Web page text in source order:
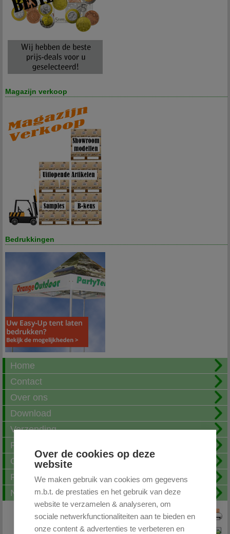
Over de cookies op deze
website
We maken gebruik van cookies om gegevens
m.b.t. de prestaties en het gebruik van deze
website te verzamelen & analyseren, om
sociale netwerkfunctionaliteiten aan te bieden en
onze content & advertenties te verbeteren en
Magazijn verkoop
Bedrukkingen
Home
Contact
Over ons
Download
Verzending
Fotoalbum
Openingstijden
FAQ
Nieuwsbrief
Print deze pagina